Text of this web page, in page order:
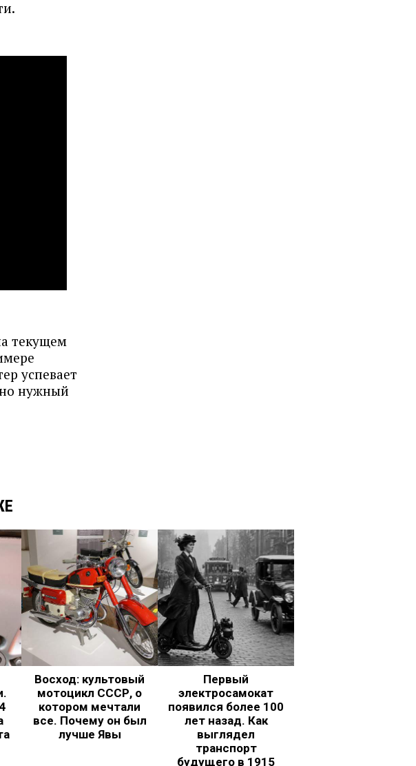
текущем
успевает
нужный
Восход: культовый
мотоцикл СССР, о
котором мечтали
все. Почему он был
лучше Явы
Первый
электросамокат
появился более 100
лет назад. Как
выглядел
транспорт
будущего в 1915